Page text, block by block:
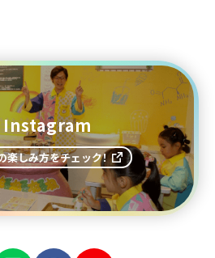
Instagram
楽しみ方をチェック！